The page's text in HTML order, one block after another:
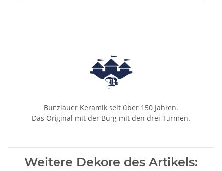
Bunzlauer Keramik seit über 150 Jahren.
Das Original mit der Burg mit den drei Türmen.
Weitere Dekore des Artikels: